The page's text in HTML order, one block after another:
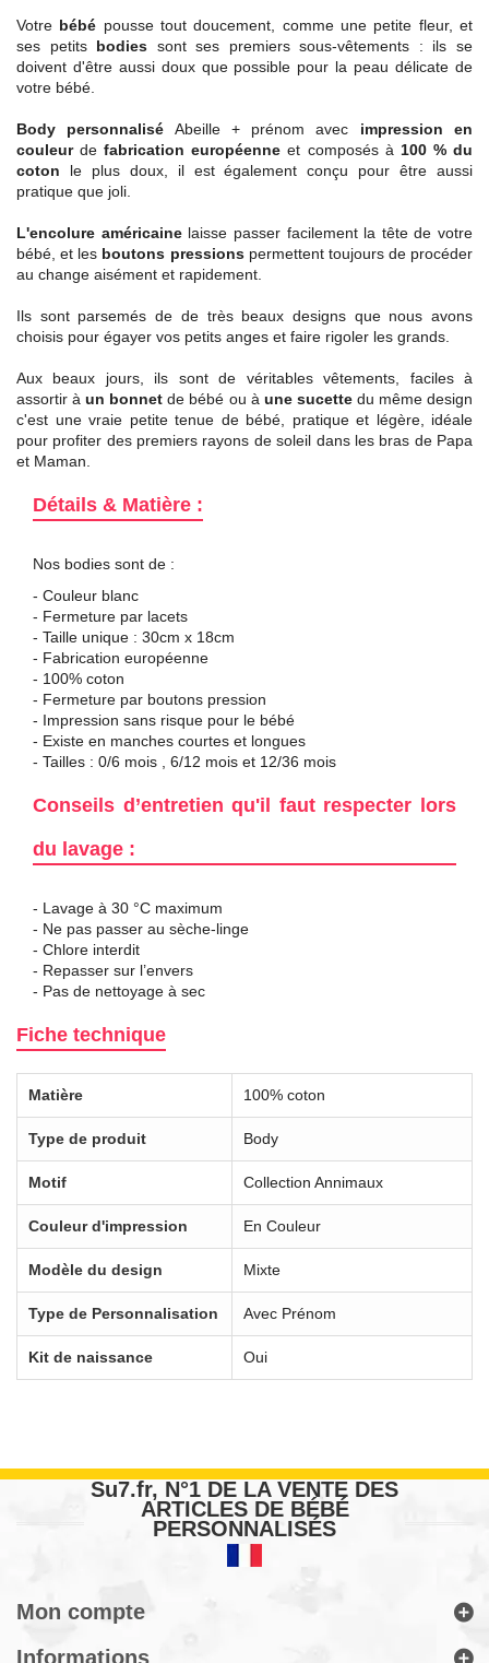
Votre bébé pousse tout doucement, comme une petite fleur, et
ses petits bodies sont ses premiers sous-vêtements : ils se
doivent d'être aussi doux que possible pour la peau délicate de
votre bébé.
Body personnalisé Abeille + prénom avec impression en
couleurdefabrication européenne et composés à 100 % du
coton le plus doux, il est également conçu pour être aussi
pratique que joli.
L'encolure américainelaisse passer facilement la tête de votre
bébé, et les boutons pressionspermettent toujours de procéder
au change aisément et rapidement.
Ils sont parsemés de de très beaux designs que nous avons
choisis pour égayer vos petits anges et faire rigoler les grands.
Aux beaux jours, ils sont de véritables vêtements, faciles à
assortir àun bonnet de bébé ou à une sucettedu même design
c'est une vraie petite tenue de bébé, pratique et légère, idéale
pour profiter des premiers rayons de soleil dans les bras de Papa
et Maman.
Détails & Matière :
Nos bodies sont de :
- Couleur blanc
- Fermeture par lacets
- Taille unique : 30cm x 18cm
- Fabrication européenne
- 100% coton
- Fermeture par boutons pression
- Impression sans risque pour le bébé
- Existe en manches courtes et longues
- Tailles : 0/6 mois , 6/12 mois et 12/36 mois
Conseils d’entretien qu'il faut respecter lors
du lavage :
- Lavage à 30 °C maximum
- Ne pas passer au sèche-linge
- Chlore interdit
- Repasser sur l’envers
- Pas de nettoyage à sec
Fiche technique
Matière 100% coton
Type de produit Body
Motif Collection Annimaux
Couleur d'impression En Couleur
Modèle du design Mixte
Type de Personnalisation Avec Prénom
Kit de naissance Oui
Su7.fr, N°1 DE LA VENTE DES
ARTICLES DE BÉBÉ
PERSONNALISÉS
Mon compte
Informations